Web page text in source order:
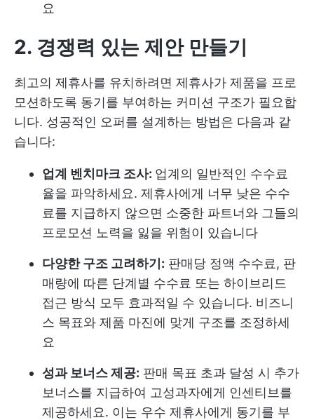
요
2. 경쟁력 있는 제안 만들기
최고의 제휴사를 유치하려면 제휴사가 제품을 프로
모션하도록 동기를 부여하는 커미션 구조가 필요합
니다. 성공적인 오퍼를 설계하는 방법은 다음과 같
습니다:
업계 벤치마크 조사: 업계의 일반적인 수수료
율을 파악하세요. 제휴사에게 너무 낮은 수수
료를 지급하지 않으면 소중한 파트너와 그들의
프로모션 노력을 잃을 위험이 있습니다
다양한 구조 고려하기: 판매당 정액 수수료, 판
매량에 따른 단계별 수수료 또는 하이브리드
접근 방식 모두 효과적일 수 있습니다. 비즈니
스 목표와 제품 마진에 맞게 구조를 조정하세
요
성과 보너스 제공: 판매 목표 초과 달성 시 추가
보너스를 지급하여 고성과자에게 인센티브를
제공하세요. 이는 우수 제휴사에게 동기를 부